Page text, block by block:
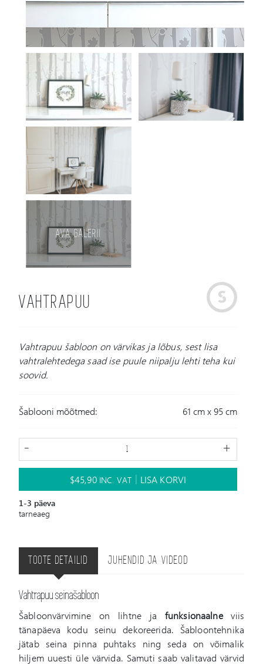
AVA GALERII
VAHTRAPUU
Vahtrapuu šabloon on värvikas ja lõbus, sest lisa
vahtralehtedega saad ise puule niipalju lehti teha kui
soovid.
Šablooni mõõtmed: 61 cm x 95 cm
- +
$45,90 INC. VAT LISA KORVI
1-3 päeva
tarneaeg
TOOTE DETAILID JUHENDID JA VIDEOD
Vahtrapuu seinašabloon
Šabloonvärvimine on lihtne ja funksionaalneviis
tänapäeva kodu seinu dekoreerida. Šabloontehnika
jätab seina pinna puhtaks ning seda on võimalik
hiljem uuesti üle värvida. Samuti saab valitavad värvid